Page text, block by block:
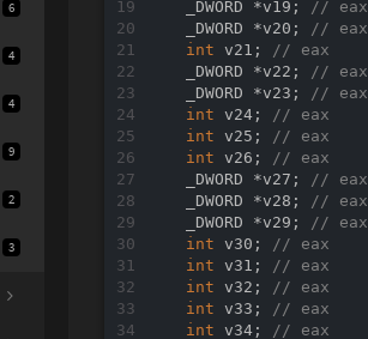
6
4
4
9
2
3
  _DWORD *v19;
// eax
  _DWORD *v20;
// eax
int v21;
// eax
  _DWORD *v22;
// eax
  _DWORD *v23;
// eax
int v24;
// eax
int v25;
// eax
int v26;
// eax
  _DWORD *v27;
// eax
  _DWORD *v28;
// eax
  _DWORD *v29;
// eax
int v30;
// eax
int v31;
// eax
int v32;
// eax
int v33;
// eax
int v34;
// eax